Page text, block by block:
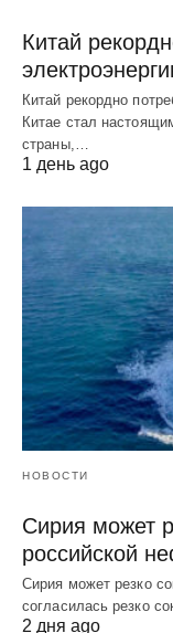
Китай
Китай рекордно
Китае стал
страны,…
1 день ago
НОВОСТИ
Сирия может
российской
Сирия может резко
согласилась резко
2 дня ago